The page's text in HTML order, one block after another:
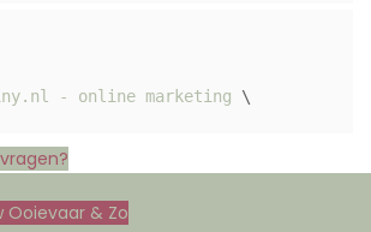
- online marketing \
Ooievaar & Zo